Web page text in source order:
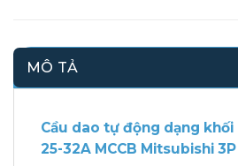
MÔ TẢ
Cầu dao tự động dạng khối
25-32A MCCB Mitsubishi